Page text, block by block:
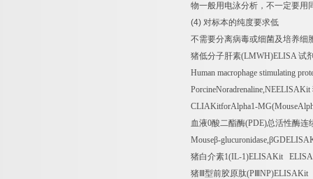
物一般用电泳分析，不一定要用
(4) 对标本的纯度要求低
不需要分离病毒或细菌及培养细
猪低分子肝素(LMWH)ELISA试
Human macrophage stimulating
PorcineNoradrenaline,NEELISAKit
CLIAKitforAlpha1-
血液0酸二酯酶(PDE)总活性酶连
Mouseβ-glucuronidase,β
猪白介素1(IL-1)ELISAKit
猪Ⅲ型前胶原肽(P NP)ELISAKit